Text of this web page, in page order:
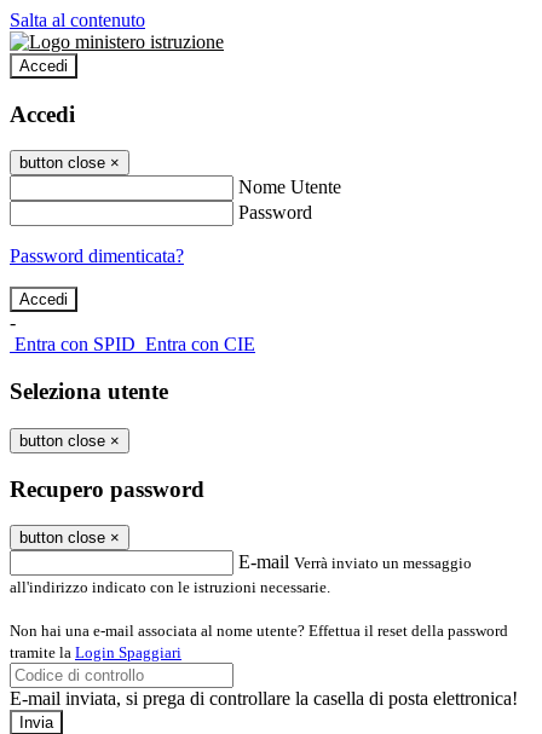
Salta al contenuto
Accedi
Accedi
button close ×
Nome Utente
Password
Password dimenticata?
-
Entra con SPID Entra con CIE
Seleziona utente
button close ×
Recupero password
button close ×
E-mail Verrà inviato un messaggio
all'indirizzo indicato con le istruzioni necessarie.
Non hai una e-mail associata al nome utente? Effettua il reset della password
tramite la Login Spaggiari
E-mail inviata, si prega di controllare la casella di posta elettronica!